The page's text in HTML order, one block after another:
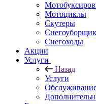
Мотоциклы
Скутеры
Снегоходы
Акции
Услуги
Назад
Услуги